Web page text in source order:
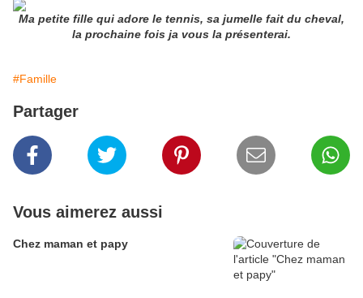
Ma petite fille qui adore le tennis, sa jumelle fait du cheval,
la prochaine fois ja vous la présenterai.
#Famille
Partager
Vous aimerez aussi
Chez maman et papy